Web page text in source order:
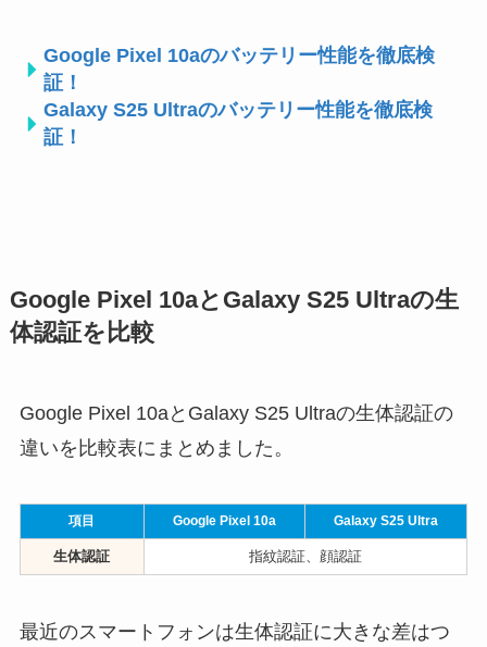
Google Pixel 10aのバッテリー性能を徹底検
証！
Galaxy S25 Ultraのバッテリー性能を徹底検
証！
Google Pixel 10aとGalaxy S25 Ultraの生
体認証を比較
Google Pixel 10aとGalaxy S25 Ultraの生体認証の
違いを比較表にまとめました。
項目 Google Pixel 10a Galaxy S25 Ultra
生体認証 指紋認証、顔認証
最近のスマートフォンは生体認証に大きな差はつ